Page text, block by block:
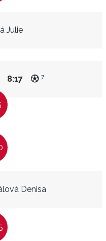
Julie
8:17 7
Denisa